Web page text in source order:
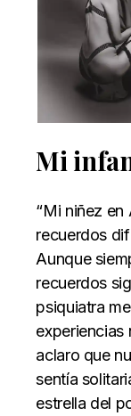
Mi
“Mi niñez
recuerdos
Aunque
recuerdos
psiquiatra
experiencias
aclaro que
sentía
estrella del